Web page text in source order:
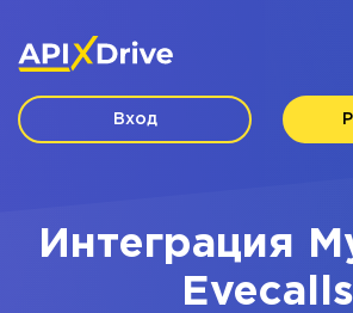
Вход
Интеграция
Evecalls